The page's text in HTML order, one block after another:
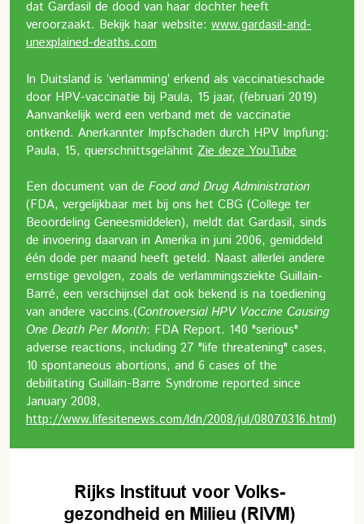
dat Gardasil de dood van haar dochter heeft
veroorzaakt. Bekijk haar website: www.gardasil-and-
unexplained-deaths.com
In Duitsland is ‘verlamming’ erkend als vaccinatieschade
door HPV-vaccinatie bij Paula, 15 jaar, (februari 2019)
Aanvankelijk werd een verband met de vaccinatie
ontkend. Anerkannter Impfschaden durch HPV Impfung:
Paula, 15, querschnittsgelähmt Zie deze YouTube
Een document van de Food and Drug Administration
(FDA, vergelijkbaar met bij ons het CBG (College ter
Beoordeling Geneesmiddelen), meldt dat Gardasil, sinds
de invoering daarvan in Amerika in juni 2006, gemiddeld
één dode per maand heeft geteld. Naast allerlei andere
ernstige gevolgen, zoals de verlammingsziekte Guillain-
Barré, een verschijnsel dat ook bekend is na toediening
van andere vaccins.(Controversial HPV Vaccine Causing
One Death Per Month: FDA Report. 140 "serious"
adverse reactions, including 27 "life threatening" cases,
10 spontaneous abortions, and 6 cases of the
debilitating Guillain-Barre Syndrome reported since
January 2008,
http://www.lifesitenews.com/ldn/2008/jul/08070316.html)